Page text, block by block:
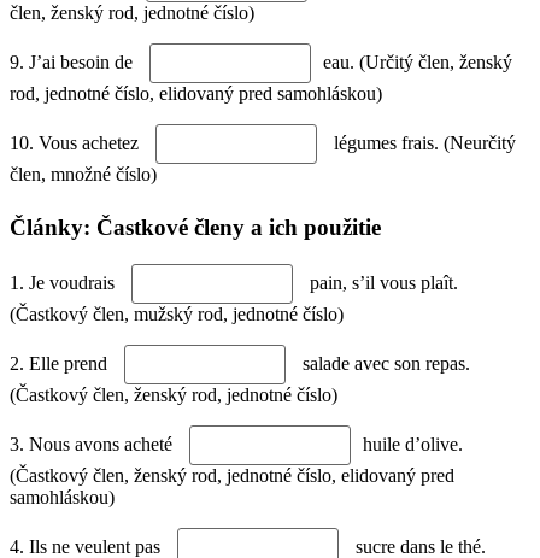
člen, ženský rod, jednotné číslo)
9. J’ai besoin de
eau. (Určitý člen, ženský
rod, jednotné číslo, elidovaný pred samohláskou)
10. Vous achetez
légumes frais. (Neurčitý
člen, množné číslo)
Články: Častkové členy a ich použitie
1. Je voudrais
pain, s’il vous plaît.
(Častkový člen, mužský rod, jednotné číslo)
2. Elle prend
salade avec son repas.
(Častkový člen, ženský rod, jednotné číslo)
3. Nous avons acheté
huile d’olive.
(Častkový člen, ženský rod, jednotné číslo, elidovaný pred
samohláskou)
4. Ils ne veulent pas
sucre dans le thé.